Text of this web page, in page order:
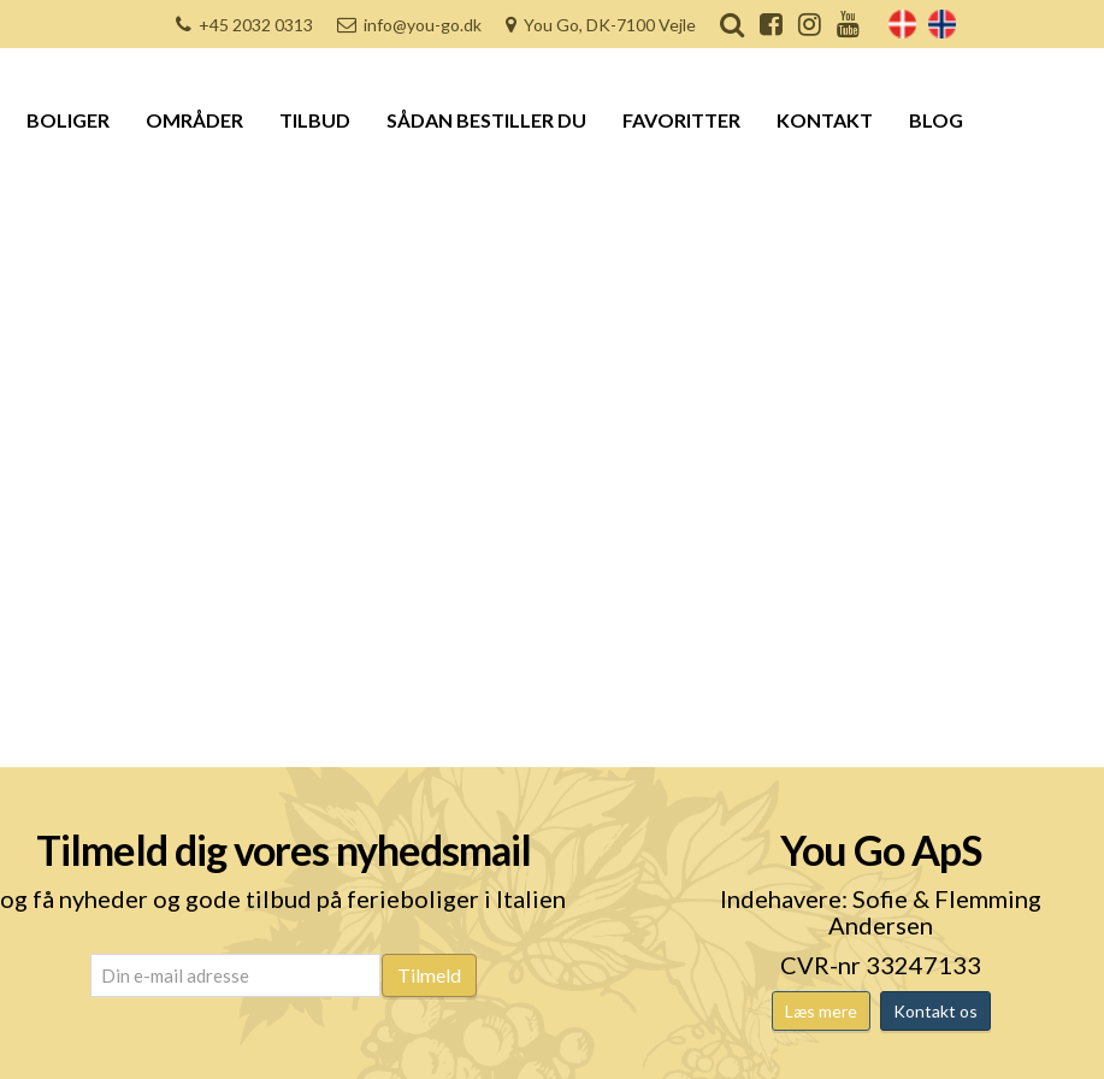
+45 2032 0313 info@you-go.dk You Go, DK-7100 Vejle
BOLIGER OMRÅDER TILBUD SÅDAN BESTILLER DU FAVORITTER KONTAKT BLOG
Tilmeld dig vores nyhedsmail
og få nyheder og gode tilbud på ferieboliger i Italien
email (Påkrævet) Tilmeld
You Go ApS
Indehavere: Sofie & Flemming
Andersen
CVR-nr 33247133
Læs mere Kontakt os